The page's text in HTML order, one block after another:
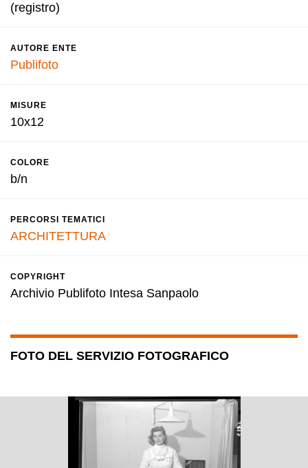
(registro)
AUTORE ENTE
Publifoto
MISURE
10x12
COLORE
b/n
PERCORSI TEMATICI
ARCHITETTURA
COPYRIGHT
Archivio Publifoto Intesa Sanpaolo
FOTO DEL SERVIZIO FOTOGRAFICO